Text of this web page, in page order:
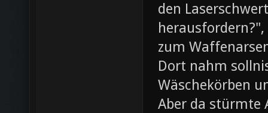
den
zum
Dort nahm
Wäschekörben
Aber da stürmte